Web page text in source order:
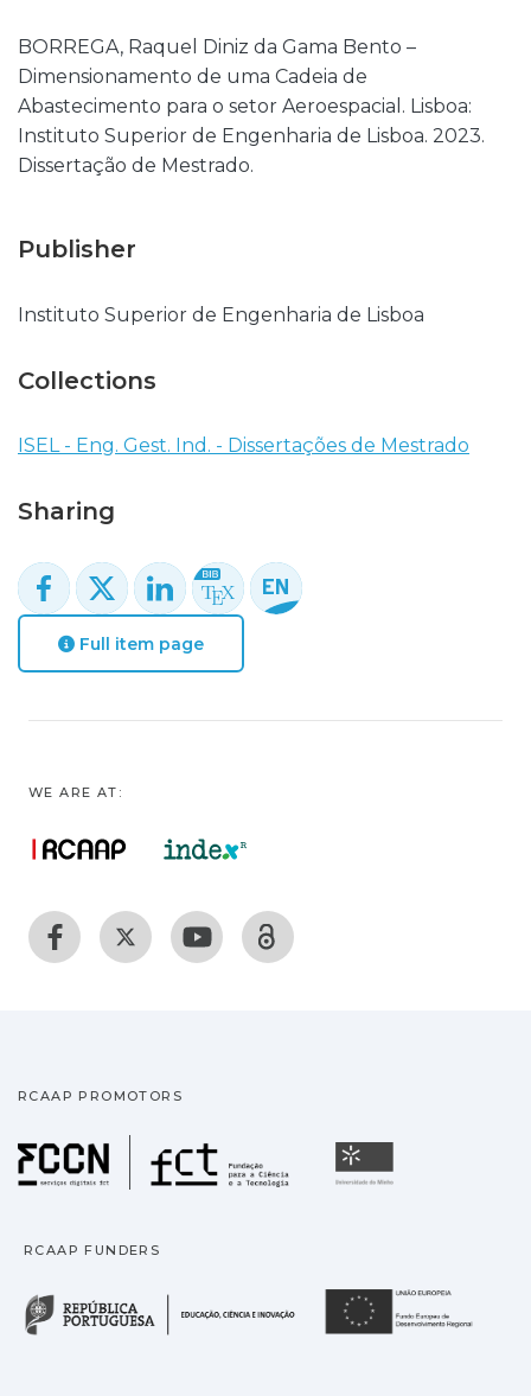
BORREGA, Raquel Diniz da Gama Bento –
Dimensionamento de uma Cadeia de
Abastecimento para o setor Aeroespacial. Lisboa:
Instituto Superior de Engenharia de Lisboa. 2023.
Dissertação de Mestrado.
Publisher
Instituto Superior de Engenharia de Lisboa
Collections
ISEL - Eng. Gest. Ind. - Dissertações de Mestrado
Sharing
Full item page
WE ARE AT:
RCAAP PROMOTORS
Fundação para a
RCAAP FUNDERS
República Portuguesa